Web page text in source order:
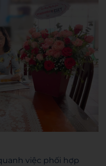
việc phối hợp